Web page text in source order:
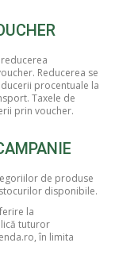
Reducerea se
procentuale la
Taxele de
prin voucher.
de produse
disponibile.
la
tuturor
în limita